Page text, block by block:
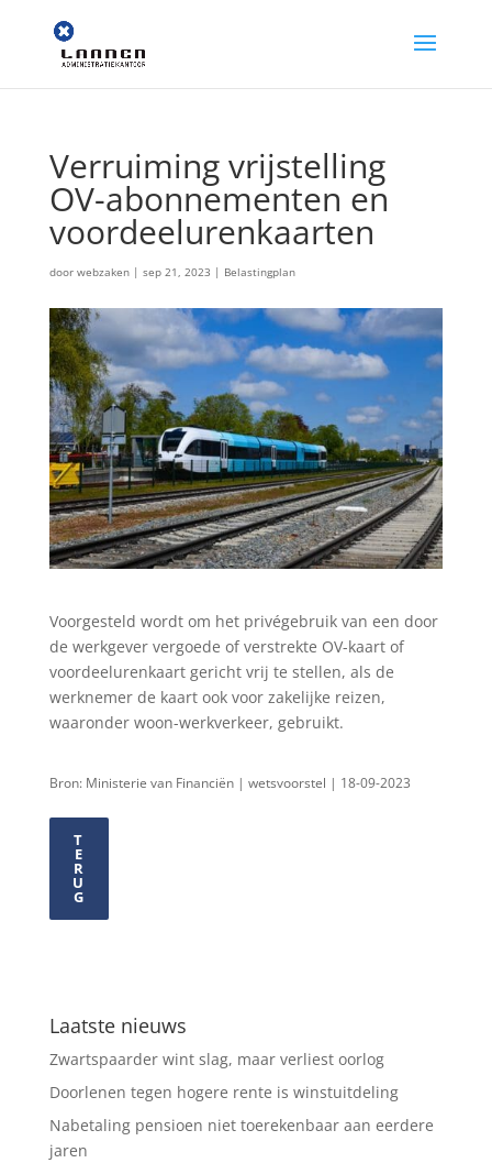
Verruiming vrijstelling
OV-abonnementen en
voordeelurenkaarten
door webzaken| sep 21, 2023 | Belastingplan
Voorgesteld wordt om het privégebruik van een door
de werkgever vergoede of verstrekte OV-kaart of
voordeelurenkaart gericht vrij te stellen, als de
werknemer de kaart ook voor zakelijke reizen,
waaronder woon-werkverkeer, gebruikt.
Bron: Ministerie van Financiën | wetsvoorstel | 18-09-2023
T
E
R
U
G
Laatste nieuws
Zwartspaarder wint slag, maar verliest oorlog
Doorlenen tegen hogere rente is winstuitdeling
Nabetaling pensioen niet toerekenbaar aan eerdere
jaren